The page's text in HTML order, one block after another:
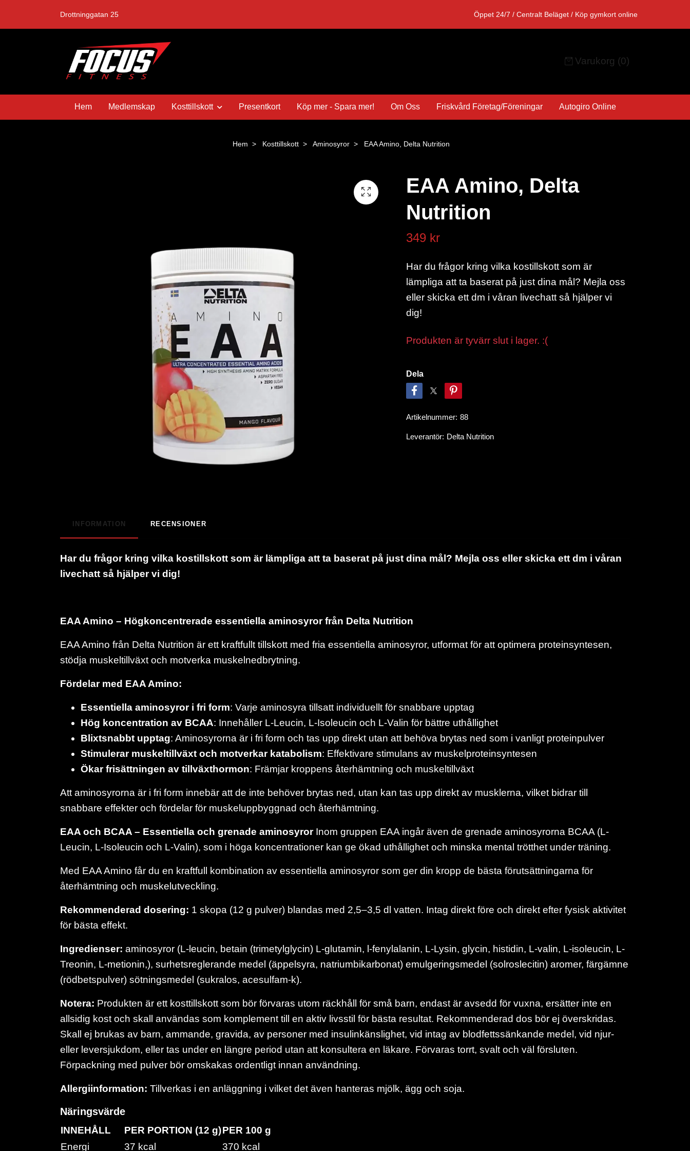
Drottninggatan 25 Öppet 24/7 / Centralt Beläget / Köp gymkort online
Varukorg (0)
Hem Medlemskap Kosttillskott Presentkort Köp mer - Spara mer! Om Oss Friskvård Företag/Föreningar Autogiro Online
Hem Kosttillskott Aminosyror EAA Amino, Delta Nutrition
EAA Amino, Delta
Nutrition
349 kr
Har du frågor kring vilka kostillskott som är
lämpliga att ta baserat på just dina mål? Mejla oss
eller skicka ett dm i våran livechatt så hjälper vi
dig!
Produkten är tyvärr slut i lager. :(
Dela
Artikelnummer: 88
Leverantör: Delta Nutrition
INFORMATION RECENSIONER
Har du frågor kring vilka kostillskott som är lämpliga att ta baserat på just dina mål? Mejla oss eller skicka ett dm i våran
livechatt så hjälper vi dig!
EAA Amino – Högkoncentrerade essentiella aminosyror från Delta Nutrition
EAA Amino från Delta Nutrition är ett kraftfullt tillskott med fria essentiella aminosyror, utformat för att optimera proteinsyntesen,
stödja muskeltillväxt och motverka muskelnedbrytning.
Fördelar med EAA Amino:
Essentiella aminosyror i fri form: Varje aminosyra tillsatt individuellt för snabbare upptag
Hög koncentration av BCAA: Innehåller L-Leucin, L-Isoleucin och L-Valin för bättre uthållighet
Blixtsnabbt upptag: Aminosyrorna är i fri form och tas upp direkt utan att behöva brytas ned som i vanligt proteinpulver
Stimulerar muskeltillväxt och motverkar katabolism: Effektivare stimulans av muskelproteinsyntesen
Ökar frisättningen av tillväxthormon: Främjar kroppens återhämtning och muskeltillväxt
Att aminosyrorna är i fri form innebär att de inte behöver brytas ned, utan kan tas upp direkt av musklerna, vilket bidrar till
snabbare effekter och fördelar för muskeluppbyggnad och återhämtning.
EAA och BCAA – Essentiella och grenade aminosyrorInom gruppen EAA ingår även de grenade aminosyrorna BCAA (L-
Leucin, L-Isoleucin och L-Valin), som i höga koncentrationer kan ge ökad uthållighet och minska mental trötthet under träning.
Med EAA Amino får du en kraftfull kombination av essentiella aminosyror som ger din kropp de bästa förutsättningarna för
återhämtning och muskelutveckling.
Rekommenderad dosering: 1 skopa (12 g pulver) blandas med 2,5–3,5 dl vatten. Intag direkt före och direkt efter fysisk aktivitet
för bästa effekt.
Ingredienser: aminosyror (L-leucin, betain (trimetylglycin) L-glutamin, l-fenylalanin, L-Lysin, glycin, histidin, L-valin, L-isoleucin, L-
Treonin, L-metionin,), surhetsreglerande medel (äppelsyra, natriumbikarbonat) emulgeringsmedel (solroslecitin) aromer, färgämne
(rödbetspulver) sötningsmedel (sukralos, acesulfam-k).
Notera: Produkten är ett kosttillskott som bör förvaras utom räckhåll för små barn, endast är avsedd för vuxna, ersätter inte en
allsidig kost och skall användas som komplement till en aktiv livsstil för bästa resultat. Rekommenderad dos bör ej överskridas.
Skall ej brukas av barn, ammande, gravida, av personer med insulinkänslighet, vid intag av blodfettssänkande medel, vid njur-
eller leversjukdom, eller tas under en längre period utan att konsultera en läkare. Förvaras torrt, svalt och väl försluten.
Förpackning med pulver bör omskakas ordentligt innan användning.
Allergiinformation: Tillverkas i en anläggning i vilket det även hanteras mjölk, ägg och soja.
Näringsvärde
INNEHÅLL PER PORTION (12 g)PER 100 g
Energi
37 kcal
370 kcal